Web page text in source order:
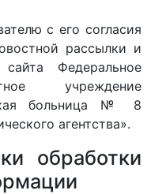
с его согласия
рассылки и
Федеральное
учреждение
больница № 8
агентства».
обработки